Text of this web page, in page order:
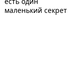
маленький секрет